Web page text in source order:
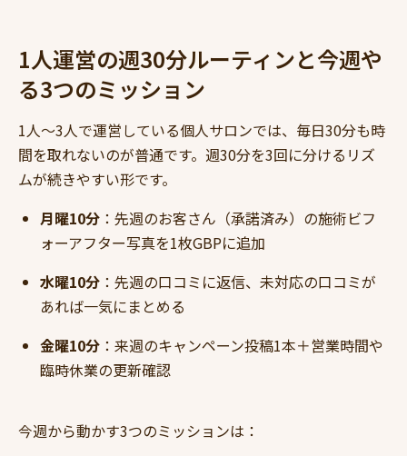
1人運営の週30分ルーティンと今週や
る3つのミッション
1人〜3人で運営している個人サロンでは、毎日30分も時
間を取れないのが普通です。週30分を3回に分けるリズ
ムが続きやすい形です。
月曜10分 ：先週のお客さん（承諾済み）の施術ビフ
ォーアフター写真を1枚GBPに追加
水曜10分 ：先週の口コミに返信、未対応の口コミが
あれば一気にまとめる
金曜10分 ：来週のキャンペーン投稿1本＋営業時間や
臨時休業の更新確認
今週から動かす3つのミッションは：